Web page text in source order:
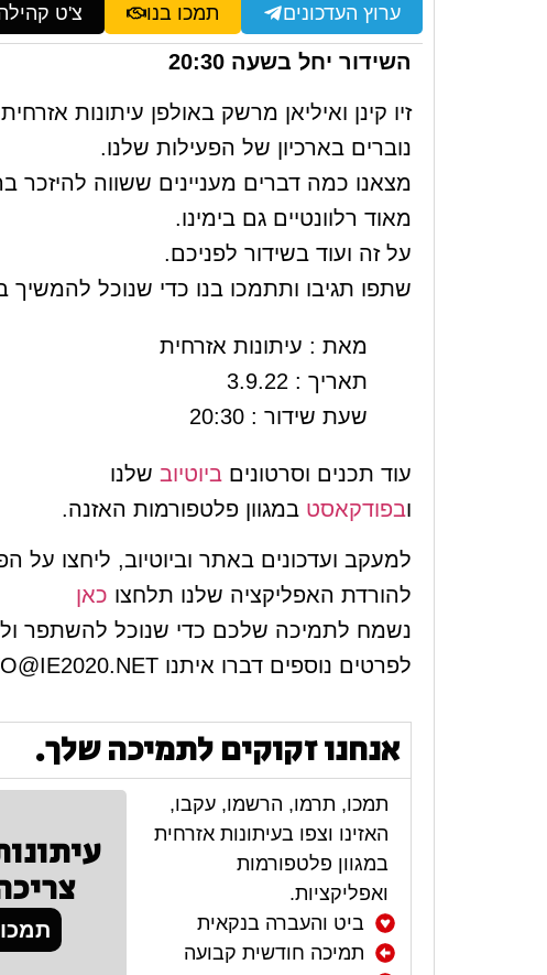
ערוץ העדכונים תמכו בנו צ'ט
השידור יחל בשעה 20:30
זיו קינן ואיליאן מרשק באולפן עיתונות אזרחית
נוברים בארכיון של הפעילות שלנו.
מצאנו כמה דברים מעניינים ששווה להיזכר
מאוד רלוונטיים גם בימינו.
על זה ועוד בשידור לפניכם.
שתפו תגיבו ותתמכו בנו כדי שנוכל להמשיך
מאת : עיתונות אזרחית
תאריך : 3.9.22
שעת שידור : 20:30
עוד תכנים וסרטונים ביוטיוב שלנו
ובפודקאסט במגוון פלטפורמות האזנה.
למעקב ועדכונים באתר וביוטיוב, ליחצו
להורדת האפליקציה שלנו תלחצו כאן
נשמח לתמיכה שלכם כדי שנוכל להשתפר
לפרטים נוספים דברו איתנו
אנחנו זקוקים לתמיכה שלך.
תמכו, תרמו, הרשמו, עקבו,
האזינו וצפו בעיתונות אזרחית
במגוון פלטפורמות
ואפליקציות.
ביט והעברה בנקאית
תמיכה חודשית קבועה